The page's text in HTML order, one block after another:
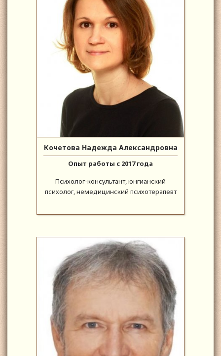
Кочетова Надежда Александровна
Опыт работы с 2017 года
Психолог-консультант, юнгианский
психолог, немедицинский психотерапевт